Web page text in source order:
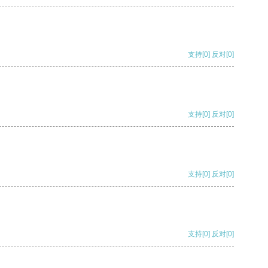
支持[0] 反对[0]
支持[0] 反对[0]
支持[0] 反对[0]
支持[0] 反对[0]